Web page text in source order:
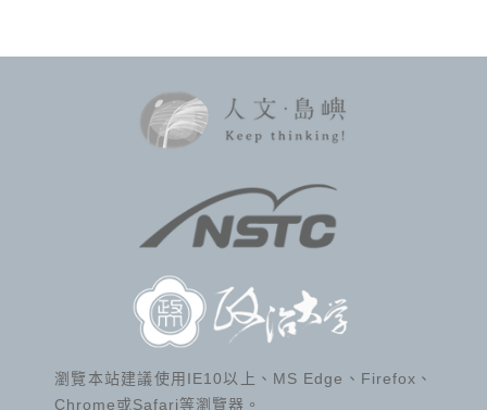
瀏覽本站建議使用IE10以上、MS Edge、Firefox、
Chrome或Safari等瀏覽器。